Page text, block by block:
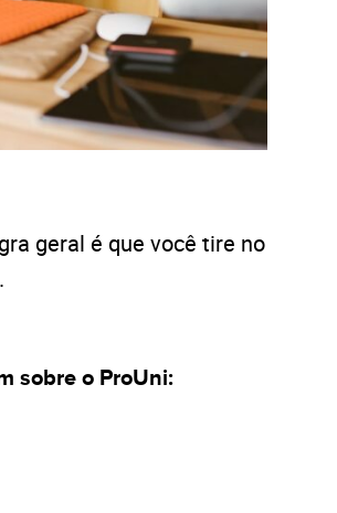
geral é que você tire no
sobre o ProUni: